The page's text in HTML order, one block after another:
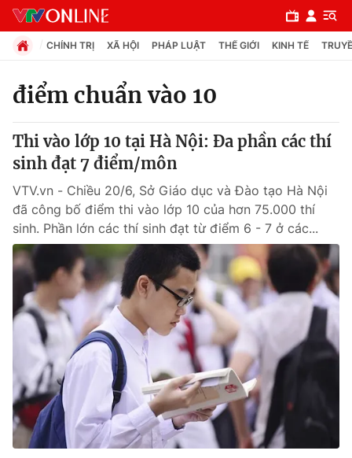
Chuyên mục
Chính trị
Xã hội
Pháp luật
Y tế
Thế giới
Tin tức
Thế giới đó đây
Câu chuyện quốc tế
Kinh tế
Tài chính
Thị trường
Dữ liệu và đời sống
CHÍNH TRỊ XÃ HỘI PHÁP LUẬT THẾ GIỚI KINH TẾ
điểm chuẩn vào 10
Thi vào lớp 10 tại Hà Nội: Đa phần các thí
sinh đạt 7 điểm/môn
VTV.vn - Chiều 20/6, Sở Giáo dục và Đào tạo Hà Nội
đã công bố điểm thi vào lớp 10 của hơn 75.000 thí
sinh. Phần lớn các thí sinh đạt từ điểm 6 - 7 ở các...